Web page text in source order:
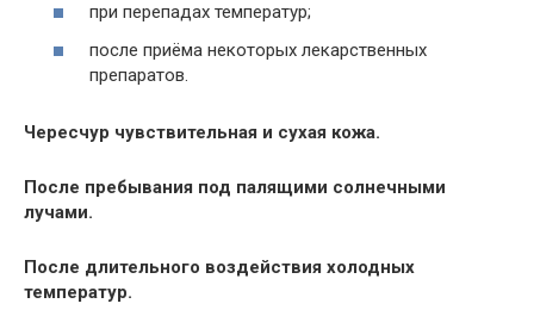
при перепадах температур;
после приёма некоторых лекарственных
препаратов.
Чересчур чувствительная и сухая кожа.
После пребывания под палящими солнечными
лучами.
После длительного воздействия холодных
температур.